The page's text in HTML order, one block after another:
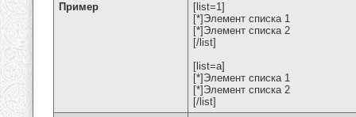
Пример
[list=1]
[*]Элемент списка 1
[*]Элемент списка 2
[/list]
[list=a]
[*]Элемент списка 1
[*]Элемент списка 2
[/list]